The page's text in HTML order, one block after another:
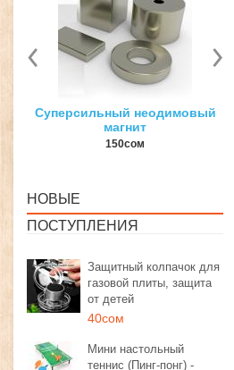
3D ручка для объемного
рисования
1350сом 1190сом
НОВЫЕ
ПОСТУПЛЕНИЯ
Защитный колпачок для
газовой плиты, защита
от детей
40сом
Мини настольный
теннис (Пинг-понг) -